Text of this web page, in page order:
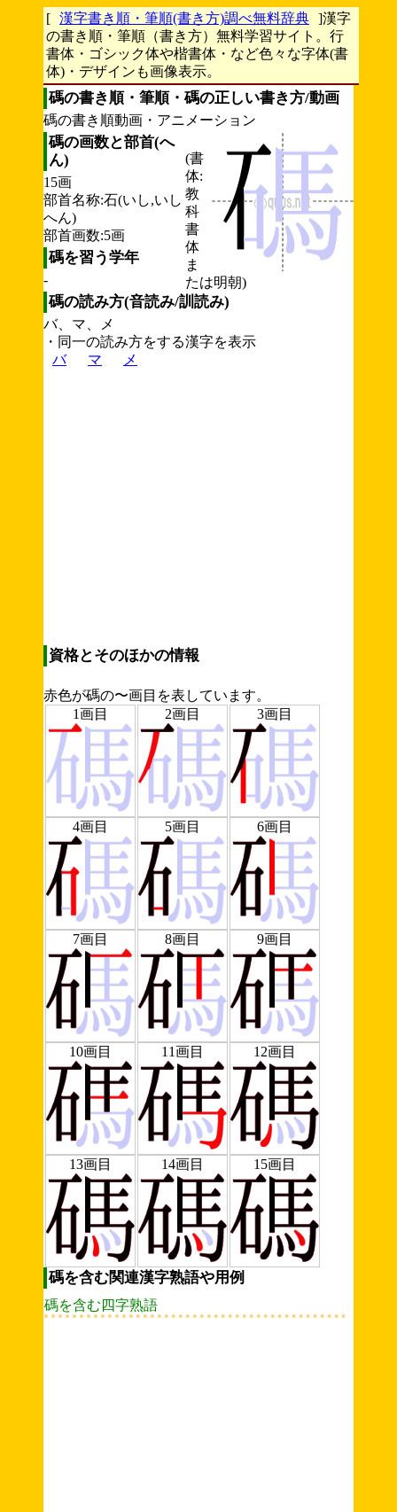
[ 漢字書き順・筆順(書き方)調べ無料辞典 ]漢字
の書き順・筆順（書き方）無料学習サイト。行
書体・ゴシック体や楷書体・など色々な字体(書
体)・デザインも画像表示。
碼の書き順・筆順・碼の正しい書き方/動画
碼の書き順動画・アニメーション
(書
体:
教
科
書
体
ま
たは明朝)
碼の画数と部首(へ
ん)
15画
部首名称:石(いし,いし
へん)
部首画数:5画
碼を習う学年
-
碼の読み方(音読み/訓読み)
バ、マ、メ
・同一の読み方をする漢字を表示
バ
マ メ
資格とそのほかの情報
赤色が碼の〜画目を表しています。
1画目
2画目 3画目
4画目 5画目 6画目
7画目 8画目 9画目
10画目 11画目 12画目
13画目 14画目 15画目
碼を含む関連漢字熟語や用例
碼を含む四字熟語